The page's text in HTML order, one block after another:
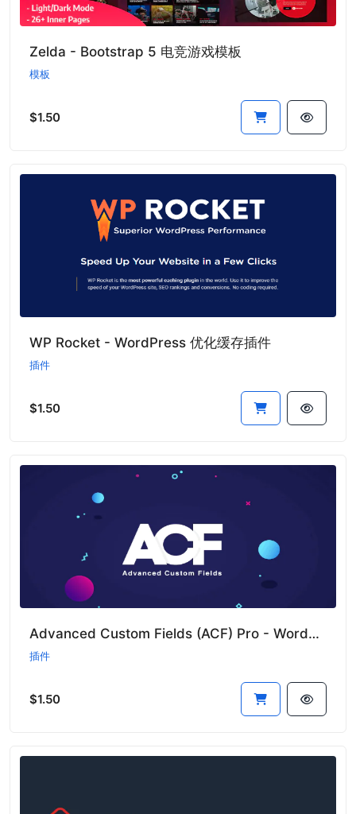
Zelda - Bootstrap 5 电竞游戏模板
模板
$1.50
WP Rocket - WordPress 优化缓存插件
插件
$1.50
Advanced Custom Fields (ACF) Pro - WordPress高级自定义字段插件
插件
$1.50